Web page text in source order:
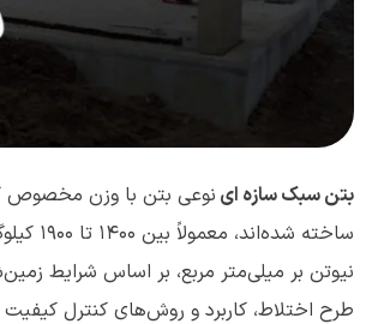
بتن سبک سازه ای نوعی بتن با وزن مخصوص
نیوتن بر میلی‌متر مربع، بر اساس شرایط
طرح اختلاط، کاربرد و روش‌های کنترل کیفیت